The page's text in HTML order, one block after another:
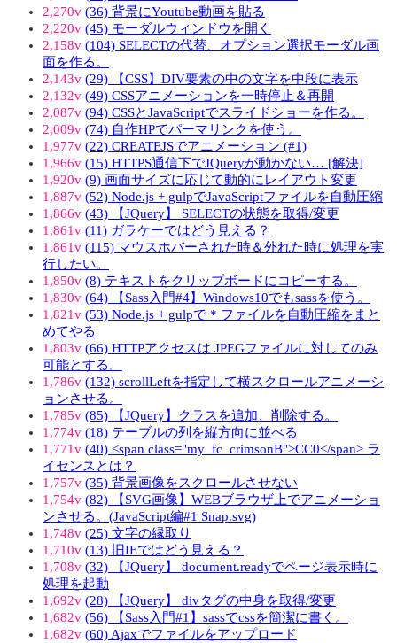
2,270v (36) 背景にYoutube動画を貼る
2,220v (45) モーダルウィンドウを開く
2,158v (104) SELECTの代替、オプション選択モーダル画
面を作る。
2,143v (29) 【CSS】DIV要素の中の文字を中段に表示
2,132v (49) CSSアニメーションを一時停止＆再開
2,087v (94) CSSとJavaScriptでスライドショーを作る。
2,009v (74) 自作HPでパーマリンクを使う。
1,977v (22) CREATEJSでアニメーション (#1)
1,966v (15) HTTPS通信下でJQueryが動かない… [解決]
1,920v (9) 画面サイズに応じて動的にレイアウト変更
1,887v (52) Node.js + gulpでJavaScriptファイルを自動圧縮
1,866v (43) 【JQuery】 SELECTの状態を取得/変更
1,861v (11) ガラケーではどう見える？
1,861v (115) マウスホバーされた時＆外れた時に処理を実
行したい。
1,850v (8) テキストをクリップボードにコピーする。
1,830v (64) 【Sass入門#4】Windows10でもsassを使う。
1,821v (53) Node.js + gulpで * ファイルを自動圧縮をまと
めてやる
1,803v (66) HTTPアクセスは JPEGファイルに対してのみ
可能とする。
1,786v (132) scrollLeftを指定して横スクロールアニメーシ
ョンさせる。
1,785v (85) 【JQuery】クラスを追加、削除する。
1,774v (18) テーブルの列を縦方向に並べる
1,771v (40) <span class="my_fc_crimsonB">CC0</span> ラ
イセンスとは？
1,757v (35) 背景画像をスクロールさせない
1,754v (82) 【SVG画像】WEBブラウザ上でアニメーショ
ンさせる。(JavaScript編#1 Snap.svg)
1,748v (25) 文字の縁取り
1,710v (13) 旧IEではどう見える？
1,708v (32) 【JQuery】 document.readyでページ表示時に
処理を起動
1,692v (28) 【JQuery】 divタグの中身を取得/変更
1,682v (56) 【Sass入門#1】sassでcssを簡潔に書く。
1,682v (60) Ajaxでファイルをアップロード